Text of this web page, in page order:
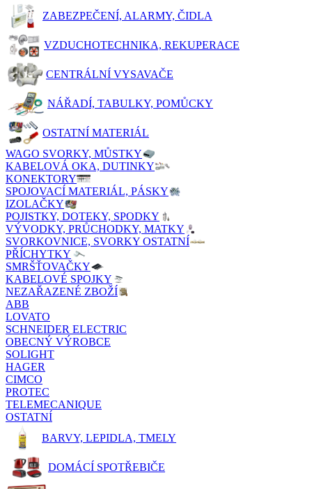
ZABEZPEČENÍ, ALARMY, ČIDLA
VZDUCHOTECHNIKA, REKUPERACE
CENTRÁLNÍ VYSAVAČE
NÁŘADÍ, TABULKY, POMŮCKY
OSTATNÍ MATERIÁL
WAGO SVORKY, MŮSTKY
KABELOVÁ OKA, DUTINKY
KONEKTORY
SPOJOVACÍ MATERIÁL, PÁSKY
IZOLAČKY
POJISTKY, DOTEKY, SPODKY
VÝVODKY, PRŮCHODKY, MATKY
SVORKOVNICE, SVORKY OSTATNÍ
PŘÍCHYTKY
SMRŠŤOVAČKY
KABELOVÉ SPOJKY
NEZAŘAZENÉ ZBOŽÍ
ABB
LOVATO
SCHNEIDER ELECTRIC
OBECNÝ VÝROBCE
SOLIGHT
HAGER
CIMCO
PROTEC
TELEMECANIQUE
OSTATNÍ
BARVY, LEPIDLA, TMELY
DOMÁCÍ SPOTŘEBIČE